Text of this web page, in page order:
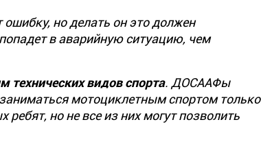
но делать он это должен
в аварийную ситуацию, чем
технических видов спорта. ДОСААФы
мотоциклетным спортом только
но не все из них могут позволить